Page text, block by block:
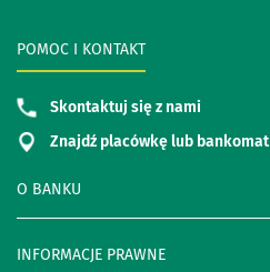
O BANKU
INFORMACJE PRAWNE
POMOC I KONTAKT
Skontaktuj się z nami
Znajdź placówkę lub bankomat